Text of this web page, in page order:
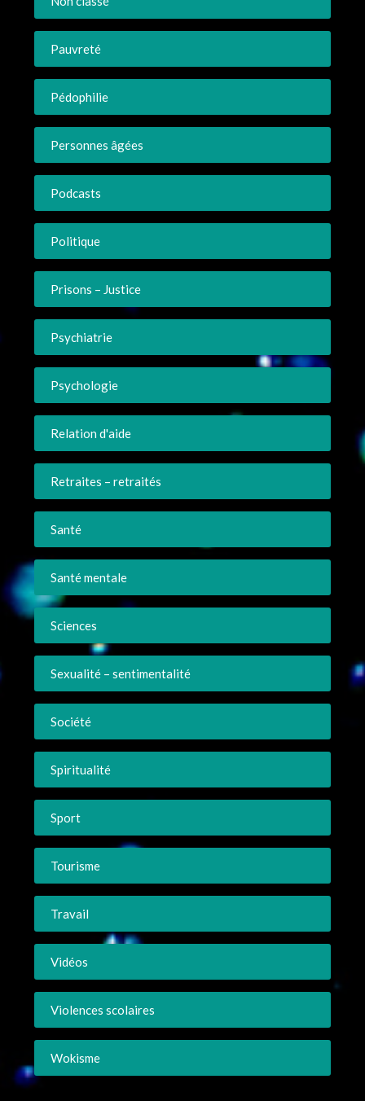
Pauvreté
Pédophilie
Personnes âgées
Podcasts
Politique
Prisons – Justice
Psychiatrie
Psychologie
Relation d'aide
Retraites – retraités
Santé
Santé mentale
Sciences
Sexualité – sentimentalité
Société
Spiritualité
Sport
Tourisme
Travail
Vidéos
Violences scolaires
Wokisme